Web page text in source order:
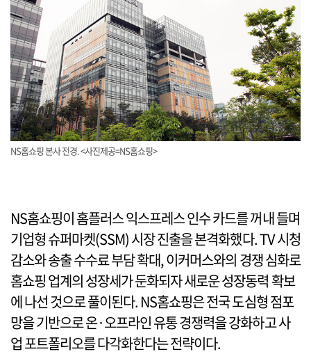
NS홈쇼핑 본사 전경. <사진제공=NS홈쇼핑>
NS홈쇼핑이 홈플러스 익스프레스 인수 카드를 꺼내 들며
기업형 슈퍼마켓(SSM) 시장 진출을 본격화했다. TV 시청
감소와 송출 수수료 부담 확대, 이커머스와의 경쟁 심화로
홈쇼핑 업계의 성장세가 둔화되자 새로운 성장동력 확보
에 나선 것으로 풀이된다. NS홈쇼핑은 전국 도심형 점포
망을 기반으로 온·오프라인 유통 경쟁력을 강화하고 사
업 포트폴리오를 다각화한다는 전략이다.